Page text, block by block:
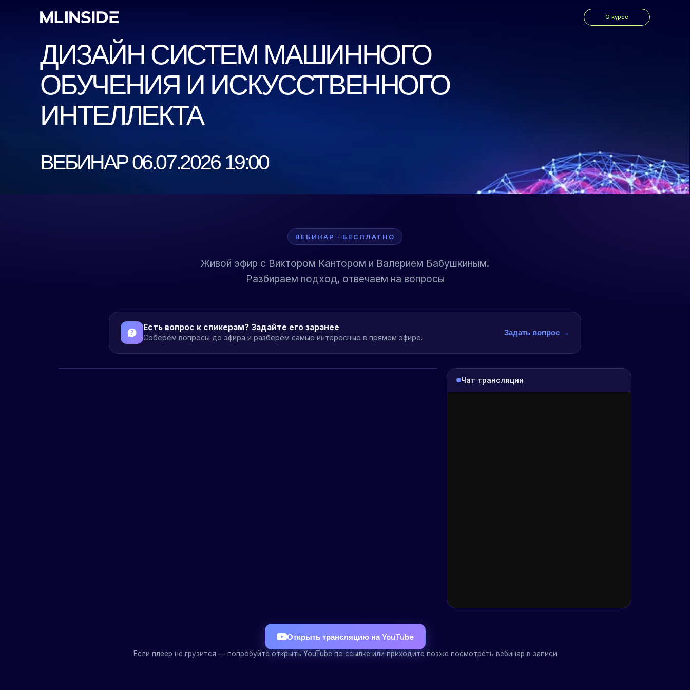
ДИЗАЙН СИСТЕМ МАШИННОГО
ОБУЧЕНИЯ И ИСКУССТВЕННОГО
ИНТЕЛЛЕКТА
ВЕБИНАР · БЕСПЛАТНО
Живой эфир с Виктором Кантором и Валерием Бабушкиным.
Разбираем подход, отвечаем на вопросы
Есть вопрос к спикерам? Задайте его заранее
Соберём вопросы до эфира и разберём самые интересные в прямом эфире.
Задать вопрос →
Чат трансляции
Открыть трансляцию на YouTube
Если плеер не грузится — попробуйте открыть YouTube по ссылке или приходите позже посмотреть вебинар в записи
ask@mlinside.ru Публичная оферта Политика
Образование